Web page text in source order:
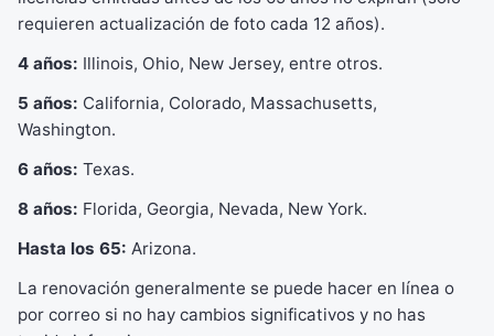
requieren actualización de foto cada 12 años).
4 años: Illinois, Ohio, New Jersey, entre otros.
5 años: California, Colorado, Massachusetts,
Washington.
6 años: Texas.
8 años: Florida, Georgia, Nevada, New York.
Hasta los 65: Arizona.
La renovación generalmente se puede hacer en línea o
por correo si no hay cambios significativos y no has